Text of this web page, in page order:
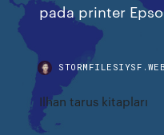
pada printer
Ilhan tarus kitapları